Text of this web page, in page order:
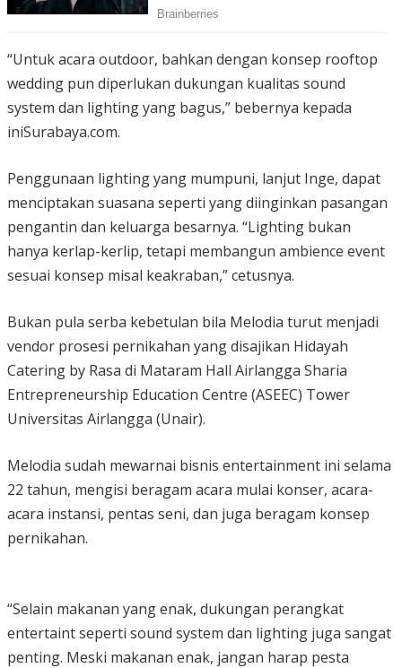
“Untuk acara outdoor, bahkan dengan konsep rooftop
wedding pun diperlukan dukungan kualitas sound
system dan lighting yang bagus,” bebernya kepada
iniSurabaya.com.
Penggunaan lighting yang mumpuni, lanjut Inge, dapat
menciptakan suasana seperti yang diinginkan pasangan
pengantin dan keluarga besarnya. “Lighting bukan
hanya kerlap-kerlip, tetapi membangun ambience event
sesuai konsep misal keakraban,” cetusnya.
Bukan pula serba kebetulan bila Melodia turut menjadi
vendor prosesi pernikahan yang disajikan Hidayah
Catering by Rasa di Mataram Hall Airlangga Sharia
Entrepreneurship Education Centre (ASEEC) Tower
Universitas Airlangga (Unair).
Melodia sudah mewarnai bisnis entertainment ini selama
22 tahun, mengisi beragam acara mulai konser, acara-
acara instansi, pentas seni, dan juga beragam konsep
pernikahan.
“Selain makanan yang enak, dukungan perangkat
entertaint seperti sound system dan lighting juga sangat
penting. Meski makanan enak, jangan harap pesta